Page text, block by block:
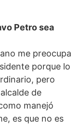
Petro sea
me preocupa
porque lo
pero
de
manejó
es que no es